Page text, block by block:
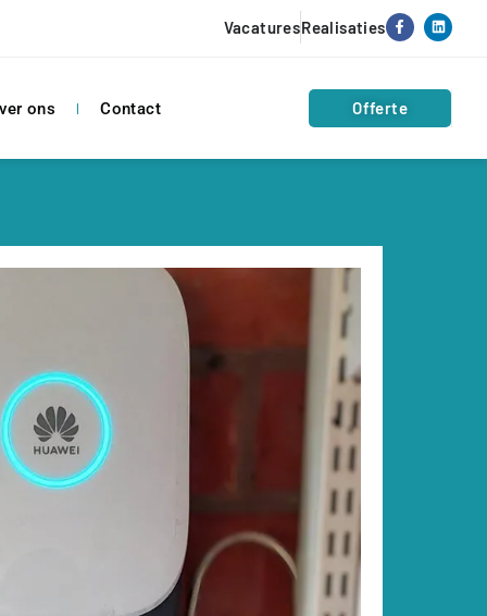
VacaturesRealisaties
ons Contact Offerte